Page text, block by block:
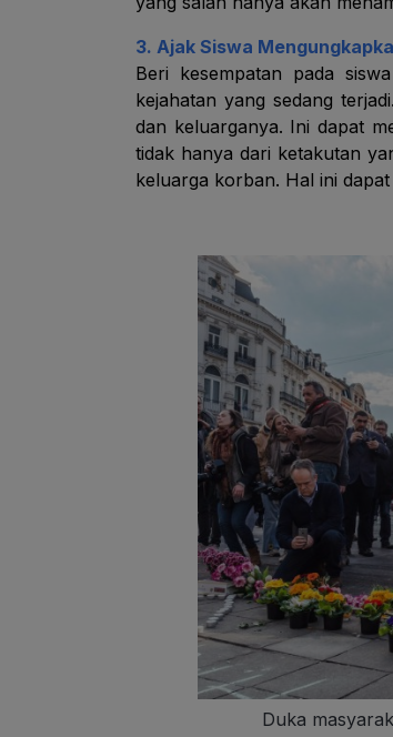
3. Ajak Siswa
Beri kesempatan pada
kejahatan yang sedang
dan keluarganya. Ini dapat
tidak hanya dari ketakutan
keluarga korban. Hal ini
Duka